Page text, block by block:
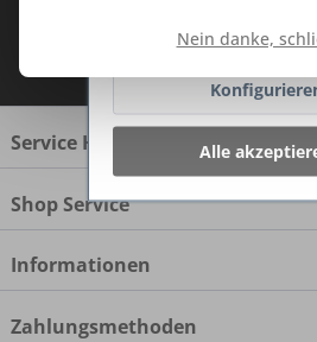
Ich habe die
Service Hotline
Shop Service
Informationen
Zahlungsmethoden
Nein danke,
Ablehnen
Alle